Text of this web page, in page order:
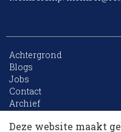
Achtergrond
Blogs
Jobs
Contact
Archief
Deze website maakt